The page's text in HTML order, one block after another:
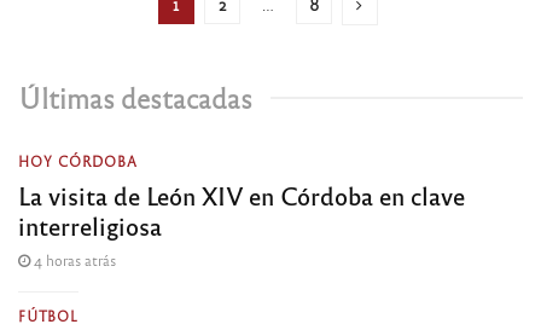
1 2 8
Últimas destacadas
HOY CÓRDOBA
La visita de León XIV en Córdoba en clave
interreligiosa
4 horas atrás
FÚTBOL